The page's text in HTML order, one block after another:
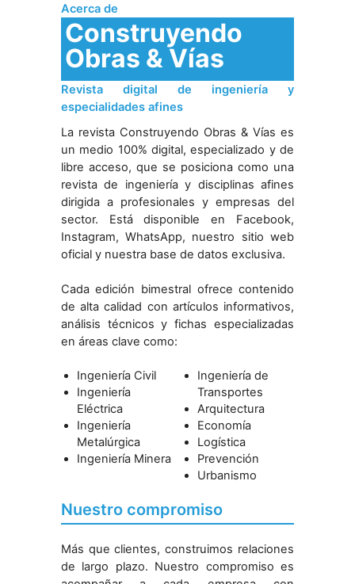
Acerca de
Construyendo
Obras & Vías
Revista digital de ingeniería y
especialidades afines
La revista Construyendo Obras & Vías es
un medio 100% digital, especializado y de
libre acceso, que se posiciona como una
revista de ingeniería y disciplinas afines
dirigida a profesionales y empresas del
sector. Está disponible en Facebook,
Instagram, WhatsApp, nuestro sitio web
oficial y nuestra base de datos exclusiva.
Cada edición bimestral ofrece contenido
de alta calidad con artículos informativos,
análisis técnicos y fichas especializadas
en áreas clave como:
Ingeniería Civil
Ingeniería
Eléctrica
Ingeniería
Metalúrgica
Ingeniería Minera
Ingeniería de
Transportes
Arquitectura
Economía
Logística
Prevención
Urbanismo
Nuestro compromiso
Más que clientes, construimos relaciones
de largo plazo. Nuestro compromiso es